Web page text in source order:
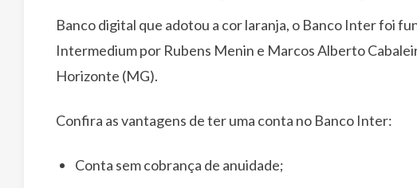
Banco digital que adotou a cor laranja, o Banco Inter foi
Intermedium por Rubens Menin e Marcos Alberto
Horizonte (MG).
Confira as vantagens de ter uma conta no Banco Inter:
Conta sem cobrança de anuidade;